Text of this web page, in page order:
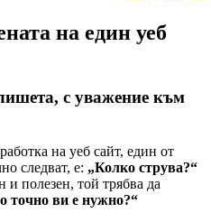
на един уеб
с уважение към
на уеб сайт, един от
следват, е: „Колко струва?“
и полезен, той трябва да
точно ви е нужно?“